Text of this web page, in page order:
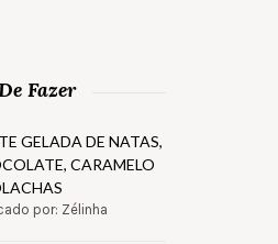
Fazer
GELADA DE NATAS,
CARAMELO
por: Zélinha